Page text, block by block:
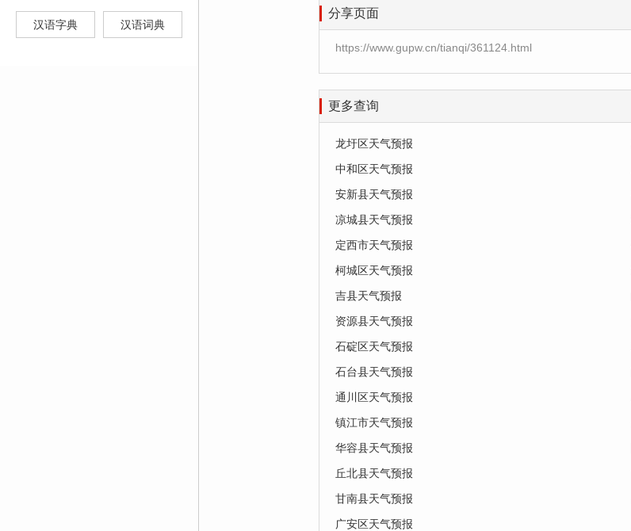
汉语字典 汉语词典
分享页面
https://www.gupw.cn/tianqi/361124.html
更多查询
龙圩区天气预报
中和区天气预报
安新县天气预报
凉城县天气预报
定西市天气预报
柯城区天气预报
吉县天气预报
资源县天气预报
石碇区天气预报
石台县天气预报
通川区天气预报
镇江市天气预报
华容县天气预报
丘北县天气预报
甘南县天气预报
广安区天气预报